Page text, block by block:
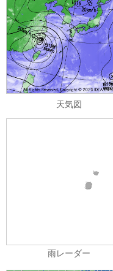
天気図
雨レーダー